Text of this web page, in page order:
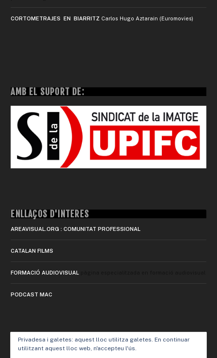
CORTOMETRAJES EN BIARRITZ Carlos Hugo Aztarain (Euromovies)
AMB EL SUPORT DE:
ENLLAÇOS D'INTERÈS
AREAVISUAL.ORG : COMUNITAT PROFESSIONAL
CATALAN FILMS
FORMACIÓ AUDIOVISUAL
PODCAST MAC
Privadesa i galetes: aquest lloc utilitza galetes. En continuar
utilitzant aquest lloc web, n'accepteu l'ús.